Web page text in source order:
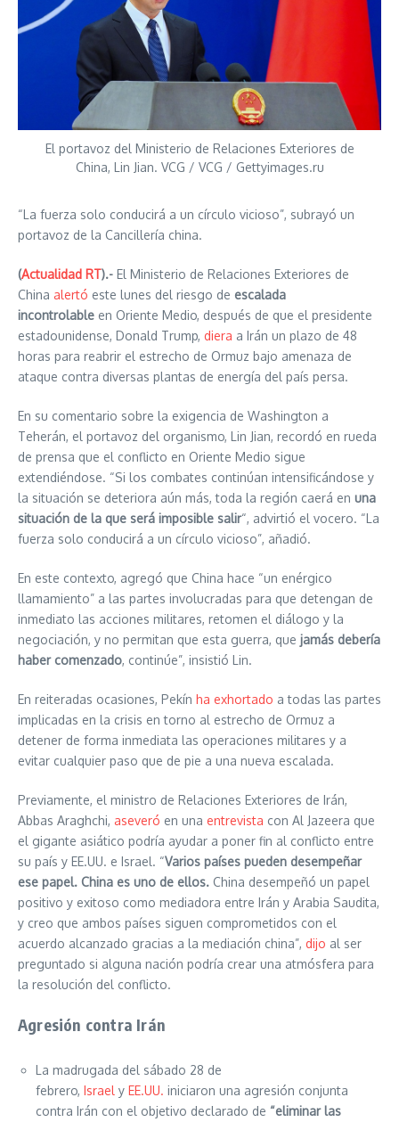
El portavoz del Ministerio de Relaciones Exteriores de
China, Lin Jian. VCG / VCG / Gettyimages.ru
“La fuerza solo conducirá a un círculo vicioso”, subrayó un
portavoz de la Cancillería china.
(Actualidad RT).- El Ministerio de Relaciones Exteriores de
China alertó este lunes del riesgo de escalada
incontrolable en Oriente Medio, después de que el presidente
estadounidense, Donald Trump, diera a Irán un plazo de 48
horas para reabrir el estrecho de Ormuz bajo amenaza de
ataque contra diversas plantas de energía del país persa.
En su comentario sobre la exigencia de Washington a
Teherán, el portavoz del organismo, Lin Jian, recordó en rueda
de prensa que el conflicto en Oriente Medio sigue
extendiéndose. “Si los combates continúan intensificándose y
la situación se deteriora aún más, toda la región caerá en una
situación de la que será imposible salir“, advirtió el vocero. “La
fuerza solo conducirá a un círculo vicioso”, añadió.
En este contexto, agregó que China hace “un enérgico
llamamiento” a las partes involucradas para que detengan de
inmediato las acciones militares, retomen el diálogo y la
negociación, y no permitan que esta guerra, que jamás debería
haber comenzado, continúe”, insistió Lin.
En reiteradas ocasiones, Pekín ha exhortado a todas las partes
implicadas en la crisis en torno al estrecho de Ormuz a
detener de forma inmediata las operaciones militares y a
evitar cualquier paso que de pie a una nueva escalada.
Previamente, el ministro de Relaciones Exteriores de Irán,
Abbas Araghchi, aseveró en una entrevista con Al Jazeera que
el gigante asiático podría ayudar a poner fin al conflicto entre
su país y EE.UU. e Israel. “Varios países pueden desempeñar
ese papel. China es uno de ellos. China desempeñó un papel
positivo y exitoso como mediadora entre Irán y Arabia Saudita,
y creo que ambos países siguen comprometidos con el
acuerdo alcanzado gracias a la mediación china”, dijo al ser
preguntado si alguna nación podría crear una atmósfera para
la resolución del conflicto.
Agresión contra Irán
La madrugada del sábado 28 de
febrero, Israel y EE.UU. iniciaron una agresión conjunta
contra Irán con el objetivo declarado de “eliminar las